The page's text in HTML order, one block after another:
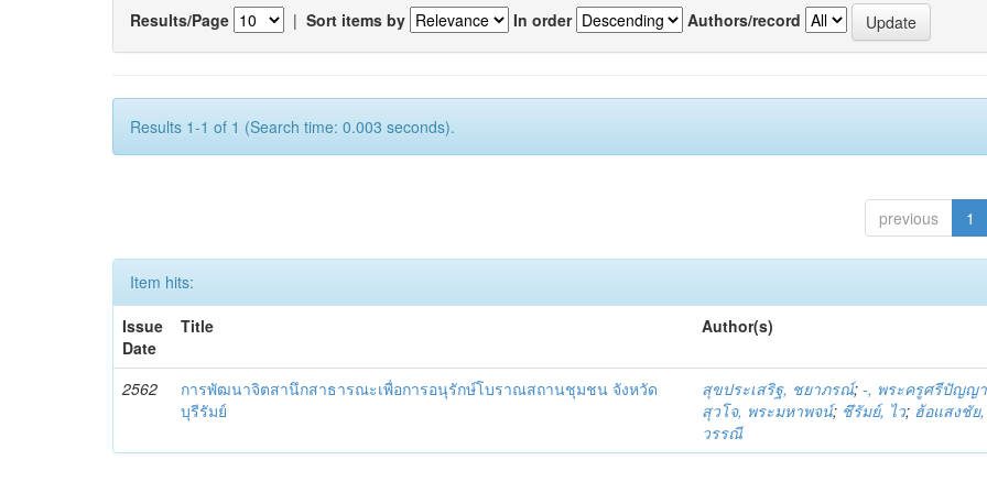
Results/Page | Sort items by In order Authors/record
Results 1-1 of 1 (Search time: 0.003 seconds).
previous 1
Item hits:
Issue
Date
Title Author(s)
2562
การพัฒนาจิตสานึกสาธารณะเพื่อการอนุรักษ์โบราณสถานชุมชน จังหวัด
บุรีรัมย์
สุขประเสริฐ, ชยาภรณ์;-, พระครูศรีปัญญ
สุวโจ, พระมหาพจน์; ชึรัมย์, ไว; ฮ้อแสงชัย
วรรณี